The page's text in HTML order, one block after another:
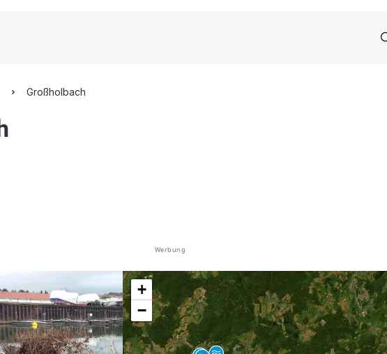
Großholbach
Werbung
+
−